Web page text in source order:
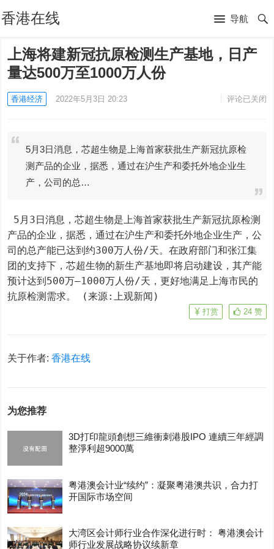
香港在线 导航
上海将建新冠抗原检测生产基地，日产
量达500万至1000万人份
香港经济 2022年5月3日 20:23 评论已关闭
5月3日消息，芯超生物是上海首家获批生产新冠抗原检
测产品的企业，据悉，通过在沪生产和委托外地企业生
产，公司的总…
产品的企业，据悉，通过在沪生产和委托外地企业生产，公
司的总产能已达到约300万人份/天。在政府部门和张江集
团的支持下，芯超生物的新生产基地即将启动建设，其产能
预计达到500万—1000万人份/天，更好地满足上海市民的
抗原检测需求。 (来源:上观新闻)
24 赞
打赏
关于作者:香港在线
为您推荐
3D打印龍頭創想三維衝刺港股IPO 連續三年經調
整淨利超9000萬
粤港澳会计业“续约”：凝聚粤港澳共识，合力打
开国际市场空间
大湾区会计师行业合作深化进行时： 粤港澳会计
师行业发展战略协议续新章